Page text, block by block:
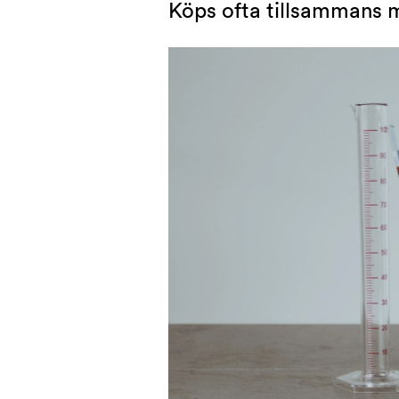
Köps ofta tillsammans